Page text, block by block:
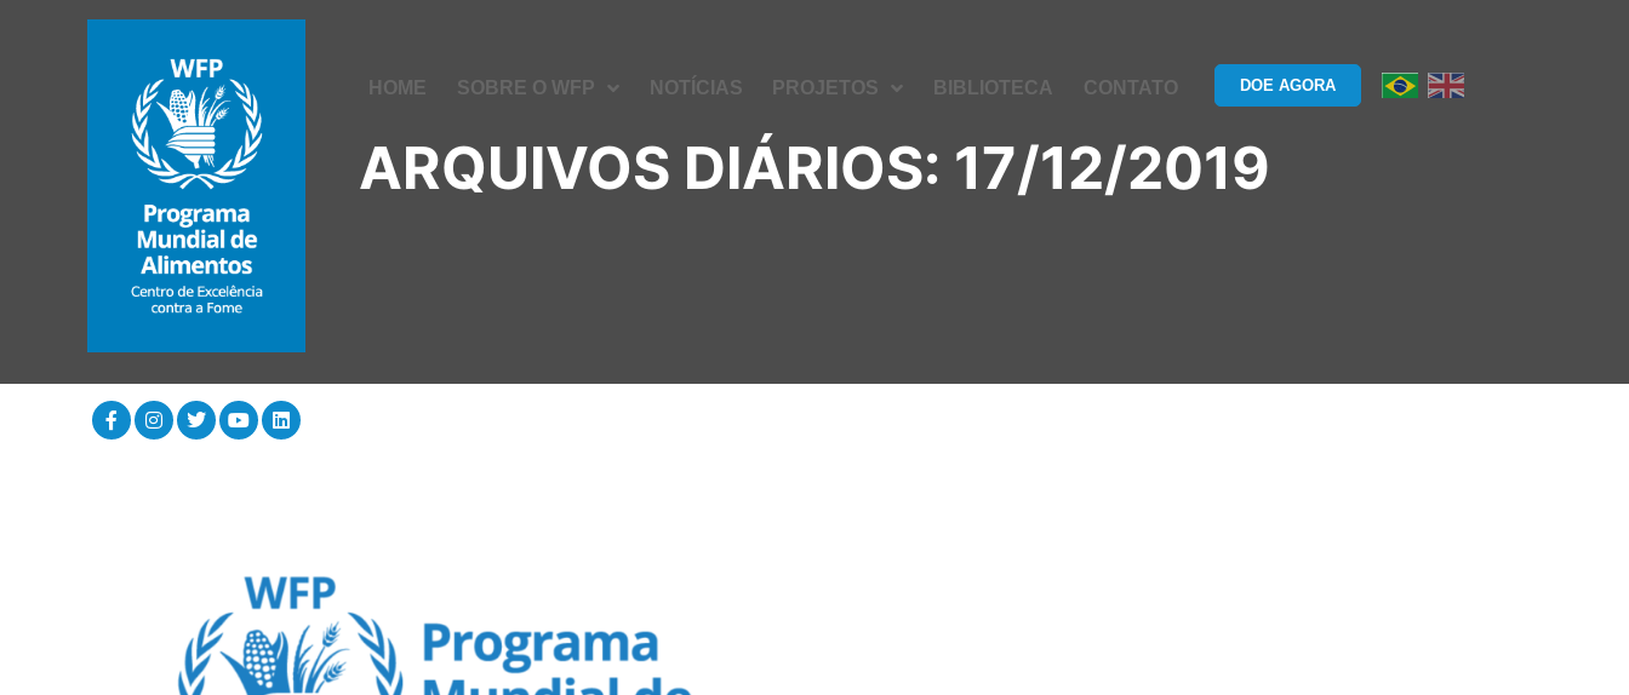
HOME SOBRE O WFP NOTÍCIAS PROJETOS BIBLIOTECA CONTATO DOE AGORA
ARQUIVOS DIÁRIOS: 17/12/2019